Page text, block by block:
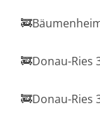
🚒Donau-Ries
🚒Donau-Ries